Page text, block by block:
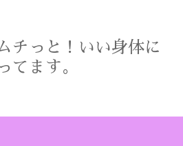
チっと！いい身体に
てます。